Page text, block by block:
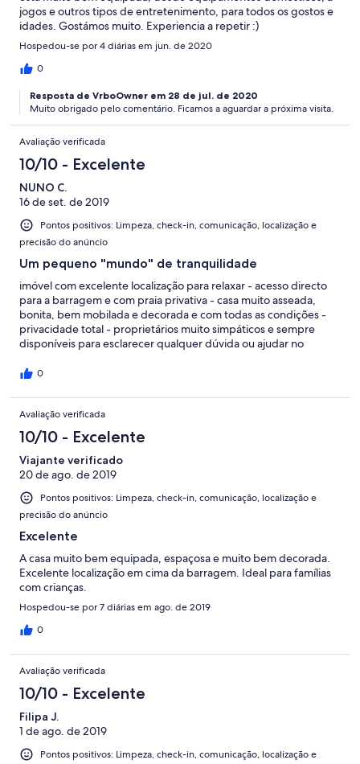
jogos e outros tipos de entretenimento, para todos os gostos e
idades. Gostámos muito. Experiencia a repetir :)
Hospedou-se por 4 diárias em jun. de 2020
0
Resposta de VrboOwner em 28 de jul. de 2020
Muito obrigado pelo comentário. Ficamos a aguardar a próxima visita.
Avaliação verificada
10/10 - Excelente
NUNO C.
16 de set. de 2019
Pontos positivos: Limpeza, check-in, comunicação, localização e
precisão do anúncio
Um pequeno "mundo" de tranquilidade
imóvel com excelente localização para relaxar - acesso directo
para a barragem e com praia privativa - casa muito asseada,
bonita, bem mobilada e decorada e com todas as condições -
privacidade total - proprietários muito simpáticos e sempre
disponíveis para esclarecer qualquer dúvida ou ajudar no
embarcação - logradouro de grandes dimensões - 2 kayaks com
bem equipada e grelhador exterior - casa muito fresca mesmo
em dias quentes (nem foi necessário utilizar o ar condicionado,
disponível em todas as divisões) Tudo somado - uma semana
fantástica para adultos e crianças
0
Avaliação verificada
10/10 - Excelente
Viajante verificado
20 de ago. de 2019
Pontos positivos: Limpeza, check-in, comunicação, localização e
precisão do anúncio
Excelente
A casa muito bem equipada, espaçosa e muito bem decorada.
Excelente localização em cima da barragem. Ideal para famílias
com crianças.
Hospedou-se por 7 diárias em ago. de 2019
0
Avaliação verificada
10/10 - Excelente
Filipa J.
1 de ago. de 2019
Pontos positivos: Limpeza, check-in, comunicação, localização e